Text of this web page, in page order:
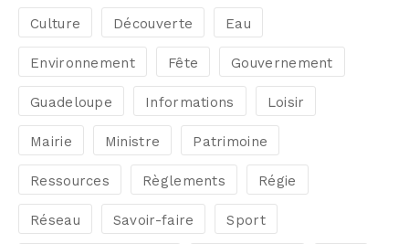
Culture Découverte Eau
Environnement Fête Gouvernement
Guadeloupe Informations Loisir
Mairie Ministre Patrimoine
Ressources Règlements Régie
Réseau Savoir-faire Sport